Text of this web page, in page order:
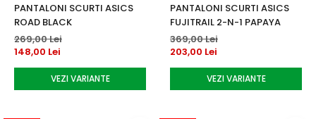
PANTALONI SCURTI ASICS
ROAD BLACK
269,00 Lei
148,00 Lei
VEZI VARIANTE
PANTALONI SCURTI ASICS
FUJITRAIL 2-N-1 PAPAYA
369,00 Lei
203,00 Lei
VEZI VARIANTE